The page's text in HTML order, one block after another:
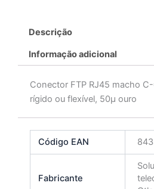
Descrição
Informação adicional
Conector FTP RJ45 macho
rígido ou flexível, 50μ ouro
Código EAN
Fabricante